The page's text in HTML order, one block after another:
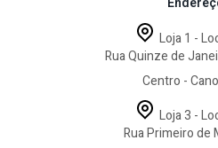
Loja 1 -
Rua Quinze de
Centro -
Loja 3 -
Rua Primeiro de